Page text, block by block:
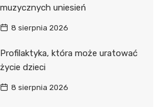
muzycznych uniesień
8 sierpnia 2026
Profilaktyka, która może uratować
życie dzieci
8 sierpnia 2026